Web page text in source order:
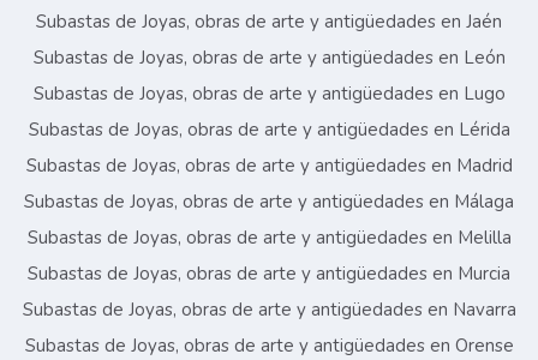
Subastas de Joyas, obras de arte y antigüedades en Jaén
Subastas de Joyas, obras de arte y antigüedades en León
Subastas de Joyas, obras de arte y antigüedades en Lugo
Subastas de Joyas, obras de arte y antigüedades en Lérida
Subastas de Joyas, obras de arte y antigüedades en Madrid
Subastas de Joyas, obras de arte y antigüedades en Málaga
Subastas de Joyas, obras de arte y antigüedades en Melilla
Subastas de Joyas, obras de arte y antigüedades en Murcia
Subastas de Joyas, obras de arte y antigüedades en Navarra
Subastas de Joyas, obras de arte y antigüedades en Orense